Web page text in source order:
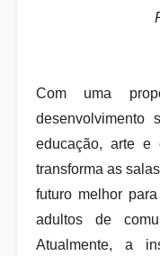
Com uma
desenvolvimento
educação, arte e
transforma as
futuro melhor
adultos de
Atualmente, a